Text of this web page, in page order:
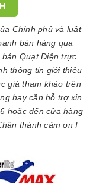
Chính phủ và luật
bán hàng qua
bán Quạt Điện trực
thông tin giới thiệu
giá tham khảo trên
hay cần hỗ trợ xin
hoặc đến cửa hàng
thành cảm ơn !